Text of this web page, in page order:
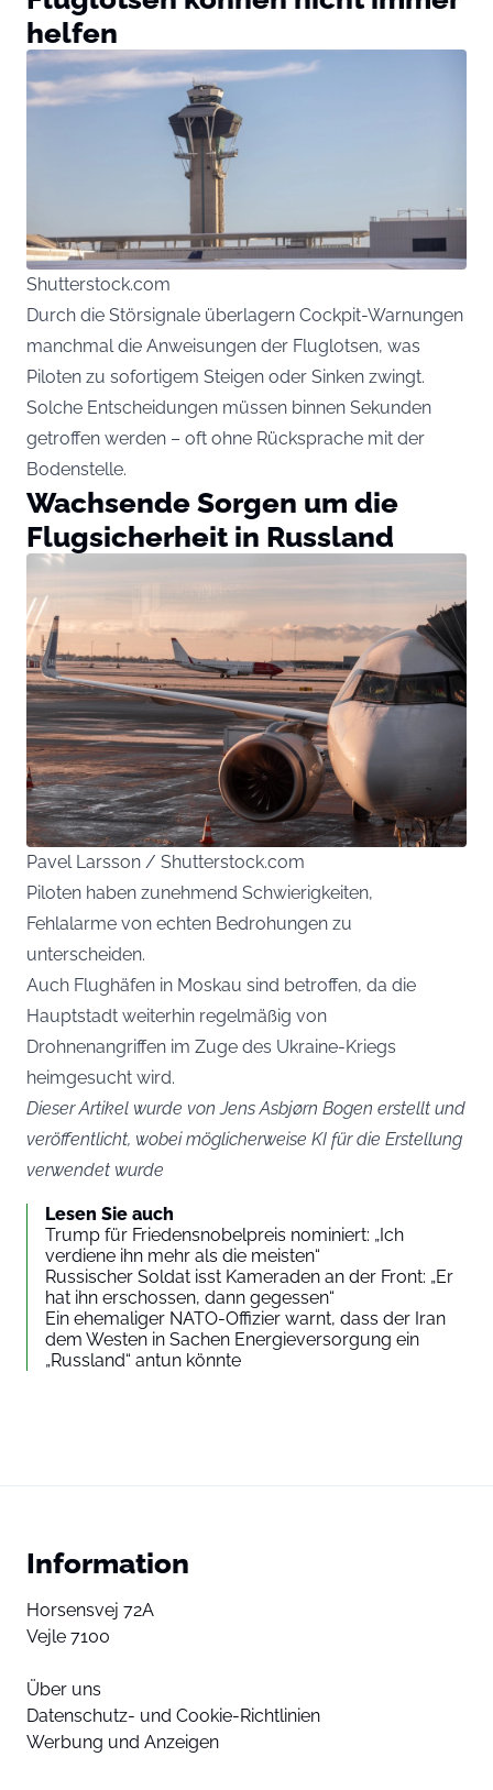
helfen
Shutterstock.com
Durch die Störsignale überlagern Cockpit-Warnungen
manchmal die Anweisungen der Fluglotsen, was
Piloten zu sofortigem Steigen oder Sinken zwingt.
Solche Entscheidungen müssen binnen Sekunden
getroffen werden – oft ohne Rücksprache mit der
Bodenstelle.
Wachsende Sorgen um die
Flugsicherheit in Russland
Pavel Larsson / Shutterstock.com
Piloten haben zunehmend Schwierigkeiten,
Fehlalarme von echten Bedrohungen zu
unterscheiden.
Auch Flughäfen in Moskau sind betroffen, da die
Hauptstadt weiterhin regelmäßig von
Drohnenangriffen im Zuge des Ukraine-Kriegs
heimgesucht wird.
Dieser Artikel wurde von Jens Asbjørn Bogen erstellt und
veröffentlicht, wobei möglicherweise KI für die Erstellung
verwendet wurde
Lesen Sie auch
Trump für Friedensnobelpreis nominiert: „Ich
verdiene ihn mehr als die meisten“
Russischer Soldat isst Kameraden an der Front: „Er
hat ihn erschossen, dann gegessen“
Ein ehemaliger NATO-Offizier warnt, dass der Iran
dem Westen in Sachen Energieversorgung ein
„Russland“ antun könnte
Information
Horsensvej 72A
Vejle 7100
Über uns
Datenschutz- und Cookie-Richtlinien
Werbung und Anzeigen